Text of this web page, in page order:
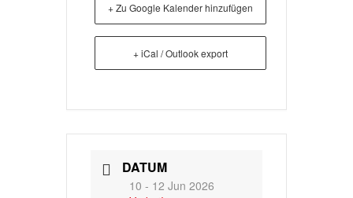
+ Zu Google Kalender hinzufügen
+ iCal / Outlook export
DATUM
10 - 12 Jun 2026